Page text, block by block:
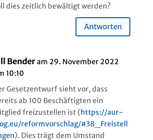
dies zeitlich bewältigt werden?
Antworten
Benderam 29. November 2022
10:10
Gesetzentwurf sieht vor, dass
ab 100 Beschäftigten ein
freizustellen ist (https://aur-
reformvorschlag/#38_Freistell
). Dies trägt dem Umstand